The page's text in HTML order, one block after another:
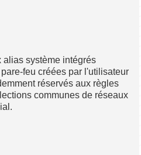
alias système intégrés
feu créées par l'utilisateur
réservés aux règles
communes de réseaux